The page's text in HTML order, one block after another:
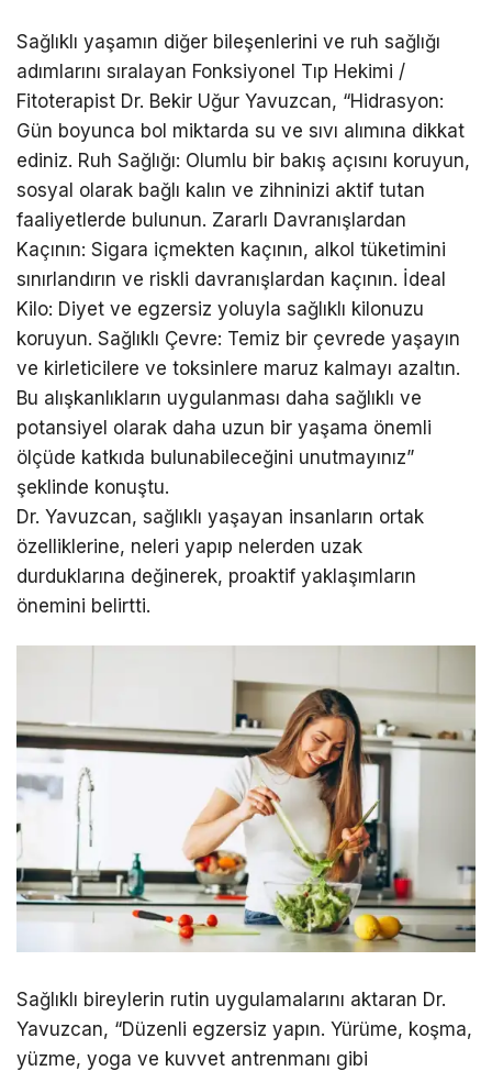
Sağlıklı yaşamın diğer bileşenlerini ve ruh sağlığı
adımlarını sıralayan Fonksiyonel Tıp Hekimi /
Fitoterapist Dr. Bekir Uğur Yavuzcan, “Hidrasyon:
Gün boyunca bol miktarda su ve sıvı alımına dikkat
ediniz. Ruh Sağlığı: Olumlu bir bakış açısını koruyun,
sosyal olarak bağlı kalın ve zihninizi aktif tutan
faaliyetlerde bulunun. Zararlı Davranışlardan
Kaçının: Sigara içmekten kaçının, alkol tüketimini
sınırlandırın ve riskli davranışlardan kaçının. İdeal
Kilo: Diyet ve egzersiz yoluyla sağlıklı kilonuzu
koruyun. Sağlıklı Çevre: Temiz bir çevrede yaşayın
ve kirleticilere ve toksinlere maruz kalmayı azaltın.
Bu alışkanlıkların uygulanması daha sağlıklı ve
potansiyel olarak daha uzun bir yaşama önemli
ölçüde katkıda bulunabileceğini unutmayınız”
şeklinde konuştu.
Dr. Yavuzcan, sağlıklı yaşayan insanların ortak
özelliklerine, neleri yapıp nelerden uzak
durduklarına değinerek, proaktif yaklaşımların
önemini belirtti.
Sağlıklı bireylerin rutin uygulamalarını aktaran Dr.
Yavuzcan, “Düzenli egzersiz yapın. Yürüme, koşma,
yüzme, yoga ve kuvvet antrenmanı gibi